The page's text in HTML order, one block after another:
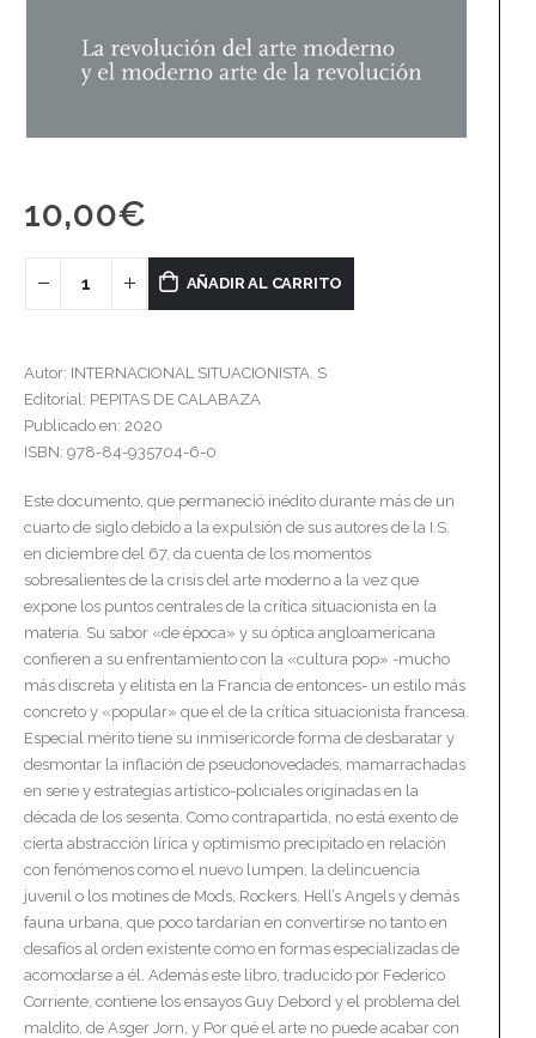
10,00€
AÑADIR AL CARRITO
Autor: INTERNACIONAL SITUACIONISTA. S
Editorial: PEPITAS DE CALABAZA
Publicado en: 2020
ISBN: 978-84-935704-6-0
Este documento, que permaneció inédito durante más de un
cuarto de siglo debido a la expulsión de sus autores de la I.S.
en diciembre del 67, da cuenta de los momentos
sobresalientes de la crisis del arte moderno a la vez que
expone los puntos centrales de la crítica situacionista en la
materia. Su sabor «de época» y su óptica angloamericana
confieren a su enfrentamiento con la «cultura pop» -mucho
más discreta y elitista en la Francia de entonces- un estilo más
concreto y «popular» que el de la crítica situacionista francesa.
Especial mérito tiene su inmisericorde forma de desbaratar y
desmontar la inflación de pseudonovedades, mamarrachadas
en serie y estrategias artístico-policiales originadas en la
década de los sesenta. Como contrapartida, no está exento de
cierta abstracción lírica y optimismo precipitado en relación
con fenómenos como el nuevo lumpen, la delincuencia
juvenil o los motines de Mods, Rockers, Hell’s Angels y demás
fauna urbana, que poco tardarían en convertirse no tanto en
desafíos al orden existente como en formas especializadas de
acomodarse a él. Además este libro, traducido por Federico
Corriente, contiene los ensayos Guy Debord y el problema del
maldito, de Asger Jorn, y Por qué el arte no puede acabar con